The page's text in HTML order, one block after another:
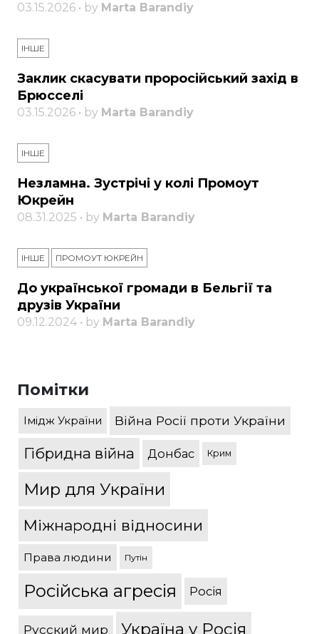
03.15.2026 • by Marta Barandiy
ІНШЕ
Заклик скасувати проросійський захід в
Брюсселі
03.15.2026 • by Marta Barandiy
ІНШЕ
Незламна. Зустрічі у колі Промоут
Юкрейн
08.31.2025 • by Marta Barandiy
ІНШЕ ПРОМОУТ ЮКРЕЙН
До української громади в Бельгії та
друзів України
09.12.2024 • by Marta Barandiy
Помітки
Імідж України Війна Росії проти України
Гібридна війна Донбас Крим
Мир для України
Міжнародні відносини
Права людини Путін
Російська агресія Росія
Русский мир Україна v Росія